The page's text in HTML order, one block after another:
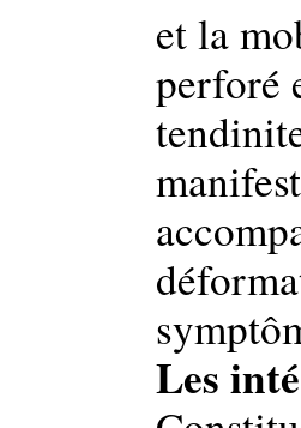
et la
perforé
Les